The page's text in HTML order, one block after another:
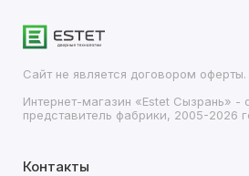
Сайт не является договором оферты.
Интернет-магазин «Estet Сызрань» -
представитель фабрики, 2005-2026
Контакты